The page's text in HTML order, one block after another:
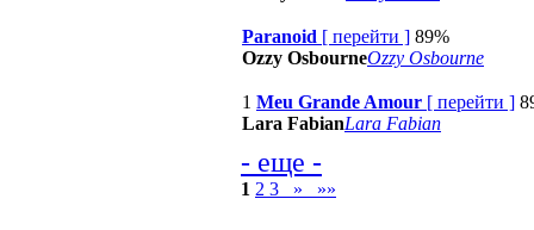
Paranoid [ перейти ] 89%
Ozzy OsbourneOzzy Osbourne
1 Meu Grande Amour [ перейти ]
Lara FabianLara Fabian
- еще -
1 2 3 » »»